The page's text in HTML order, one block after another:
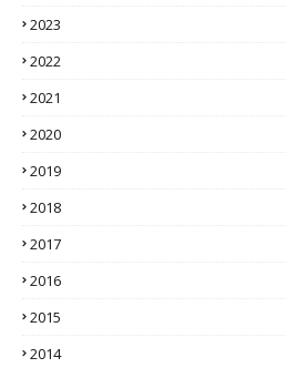
2023
2022
2021
2020
2019
2018
2017
2016
2015
2014